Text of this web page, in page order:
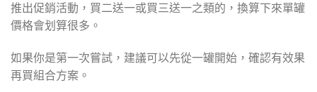
推出促銷活動，買二送一或買三送一之類的，換算下來單罐
價格會划算很多。
如果你是第一次嘗試，建議可以先從一罐開始，確認有效果
再買組合方案。